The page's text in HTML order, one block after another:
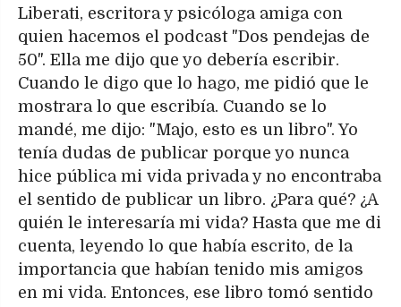
Liberati, escritora y psicóloga amiga con
quien hacemos el podcast "Dos pendejas de
50". Ella me dijo que yo debería escribir.
Cuando le digo que lo hago, me pidió que le
mostrara lo que escribía. Cuando se lo
mandé, me dijo: "Majo, esto es un libro". Yo
tenía dudas de publicar porque yo nunca
hice pública mi vida privada y no encontraba
el sentido de publicar un libro. ¿Para qué? ¿A
quién le interesaría mi vida? Hasta que me di
cuenta, leyendo lo que había escrito, de la
importancia que habían tenido mis amigos
en mi vida. Entonces, ese libro tomó sentido